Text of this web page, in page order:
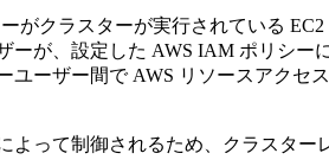
がクラスターが実行されている
が、設定した AWS IAM ポリシー
ーザー間で AWS リソースアク
って制御されるため、クラスタ